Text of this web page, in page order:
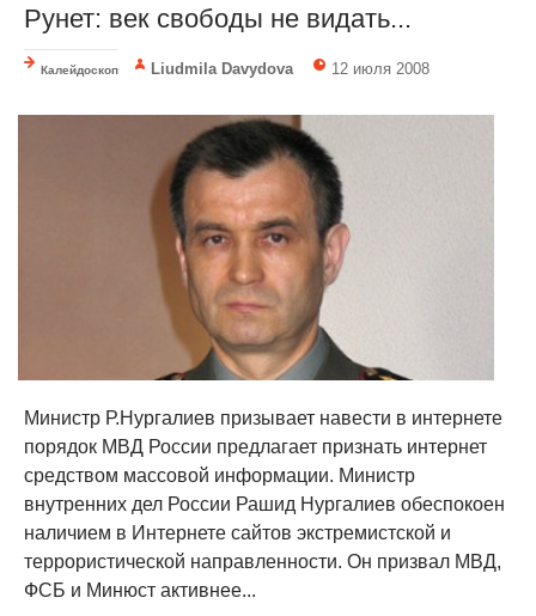
Рунет: век свободы не видать...
Калейдоскоп Liudmila Davydova 12 июля 2008
Министр Р.Нургалиев призывает навести в интернете
порядок МВД России предлагает признать интернет
средством массовой информации. Министр
внутренних дел России Рашид Нургалиев обеспокоен
наличием в Интернете сайтов экстремистской и
террористической направленности. Он призвал МВД,
ФСБ и Минюст активнее...